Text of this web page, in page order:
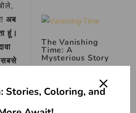
अब
हूं।
सबसे
The Vanishing
Time: A
Mysterious Story
Michael Phelps:
Stories, Coloring, and